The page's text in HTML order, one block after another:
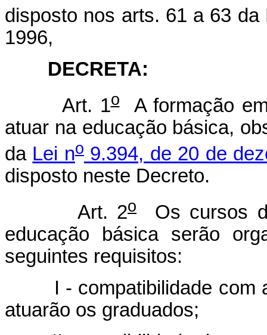
disposto nos arts. 61 a 63 da
1996,
DECRETA:
Art. 1oA formação
atuar na educação básica,
da Lei no9.394, de 20 de
disposto neste Decreto.
Art. 2o
Os cursos
educação básica serão
seguintes requisitos:
I - compatibilidade com a
atuarão os graduados;